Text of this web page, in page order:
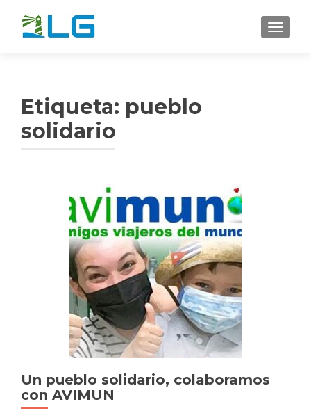
Etiqueta: pueblo
solidario
Un pueblo solidario, colaboramos
con AVIMUN